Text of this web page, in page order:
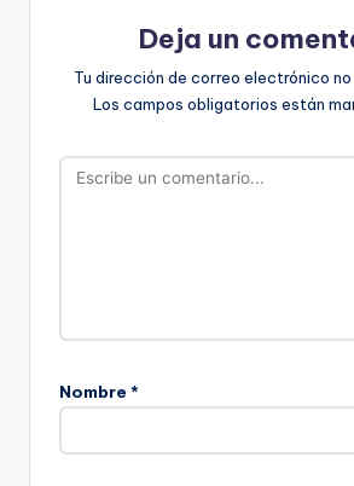
Deja un
Tu dirección de correo electrónico no
Los campos obligatorios están
Nombre *